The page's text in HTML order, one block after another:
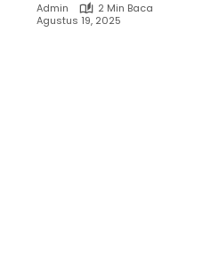
Admin
2 Min Baca
Agustus 19, 2025